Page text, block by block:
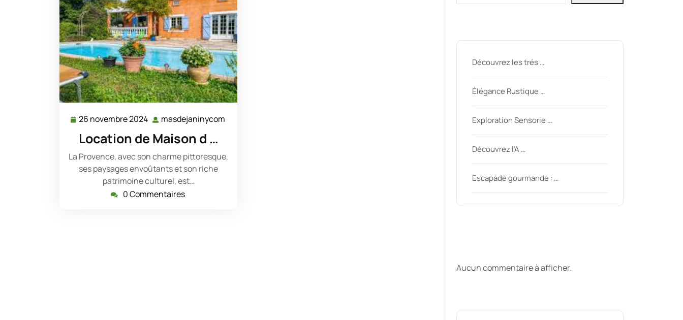
26 novembre 2024 26
novembre
2024
masdejaninycom
Location de Maison d …
La Provence, avec son charme pittoresque,
ses paysages envoûtants et son riche
patrimoine culturel, est…
0 Commentaires
Découvrez les trés …
Élégance Rustique …
Exploration Sensorie …
Découvrez l’A …
Escapade gourmande : …
Aucun commentaire à afficher.